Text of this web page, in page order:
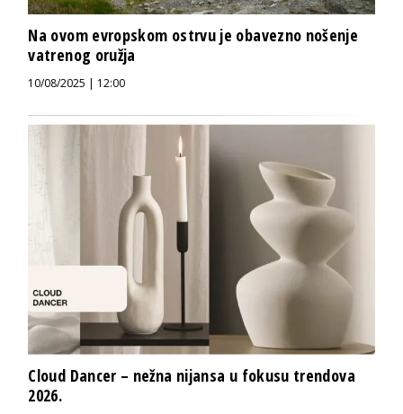
Na ovom evropskom ostrvu je obavezno nošenje
vatrenog oružja
10/08/2025 | 12:00
Cloud Dancer – nežna nijansa u fokusu trendova
2026.